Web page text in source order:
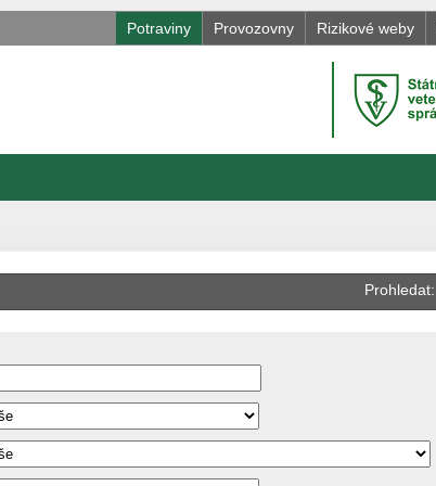
Potraviny Provozovny Rizikové weby
Prohledat: